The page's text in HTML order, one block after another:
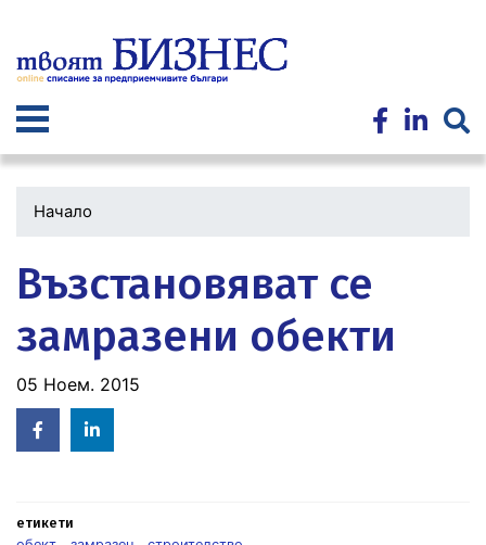
към
основното
Начало
Възстановяват се
замразени обекти
05 Ноем. 2015
Facebook
in
етикети